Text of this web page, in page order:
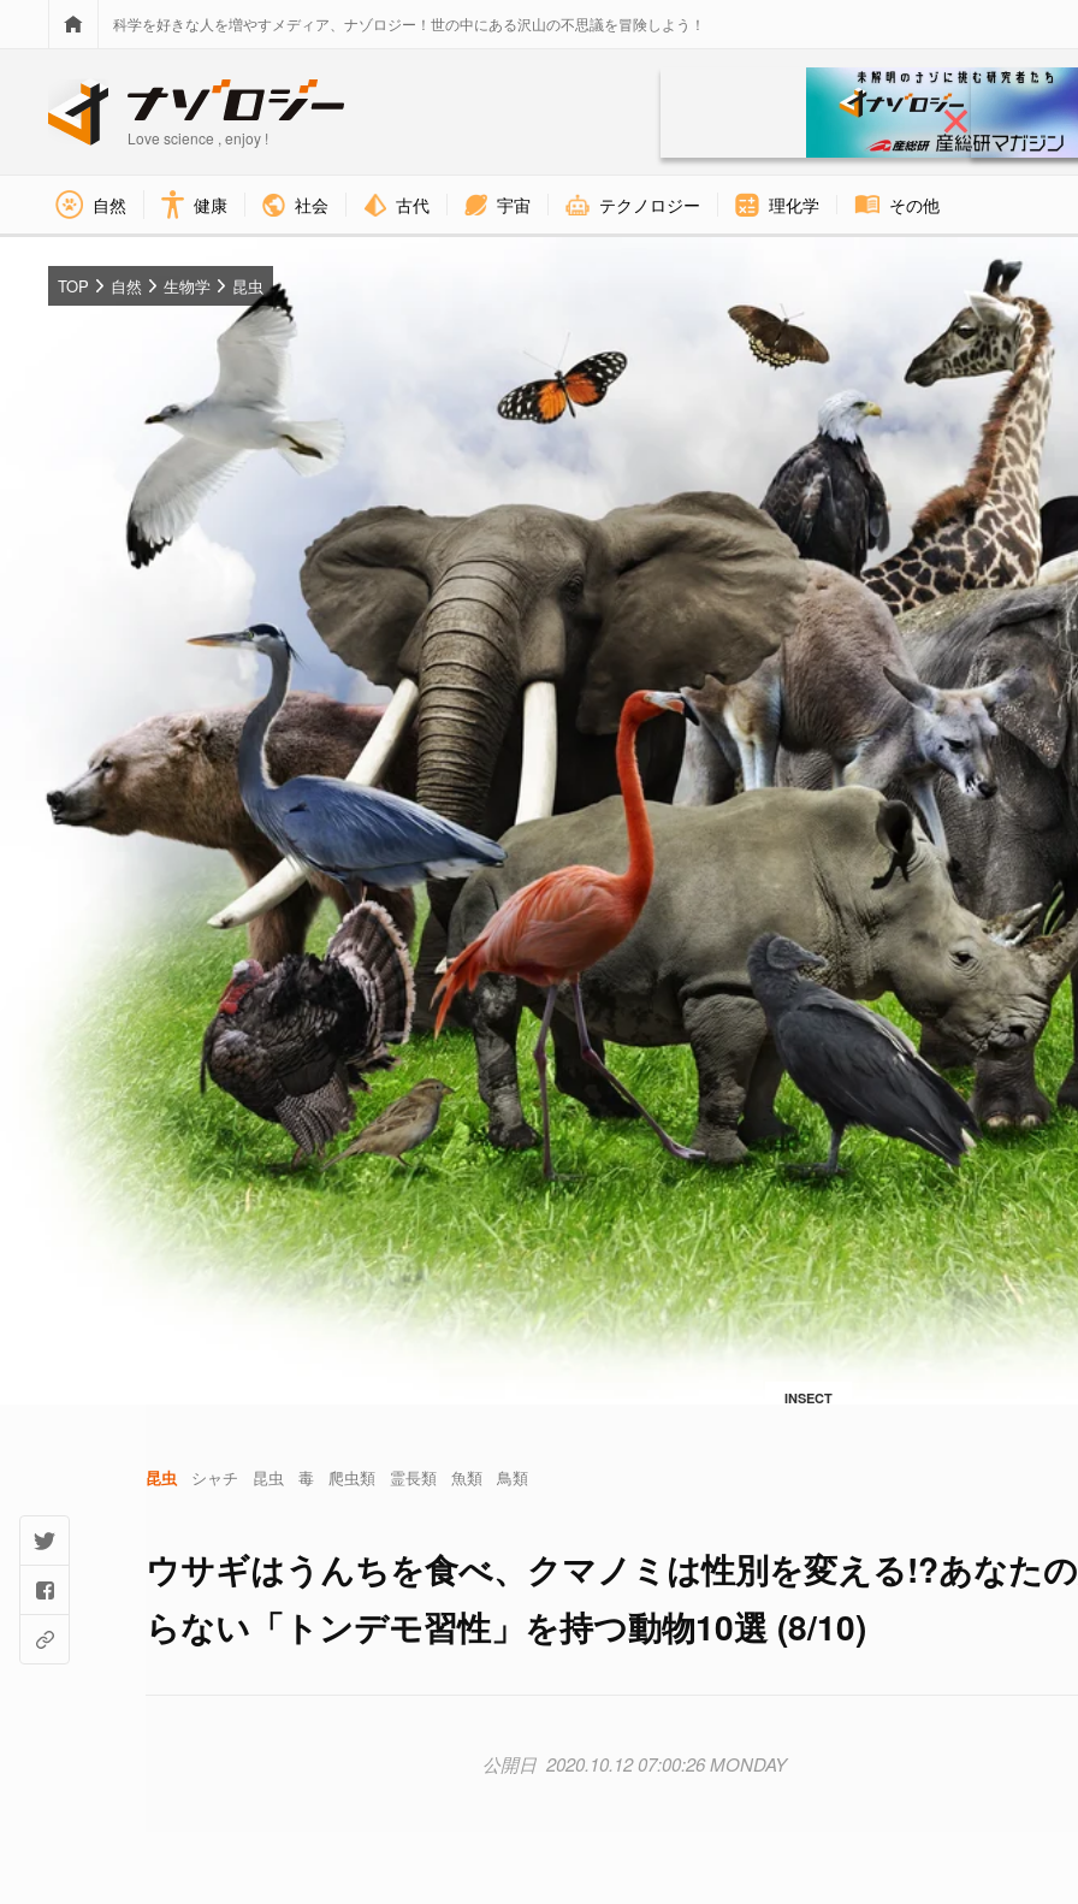
科学を好きな人を増やすメディア、ナゾロジー！世の中にある沢山の不思議を冒険しよう！
Love science , enjoy !
自然 健康 社会 古代 宇宙 テクノロジー 理化学 その他
INSECT
TOP 自然 生物学 昆虫
昆虫 シャチ 昆虫 毒 爬虫類 霊長類 魚類 鳥類
ウサギはうんちを食べ、クマノミは性別を変える!?あなた
らない「トンデモ習性」を持つ動物10選 (8/10)
2020.10.12 07:00:26 MONDAY